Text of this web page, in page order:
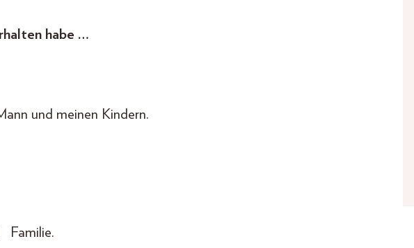
habe …
und meinen Kindern.
Familie.